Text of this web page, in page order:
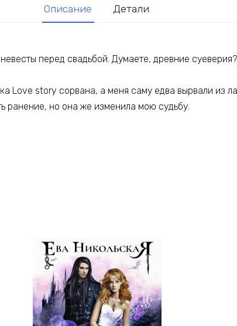
Описание Детали
перед свадьбой. Думаете, древние
Love story сорвана, а меня саму едва вырвали из
ранение, но она же изменила мою судьбу.